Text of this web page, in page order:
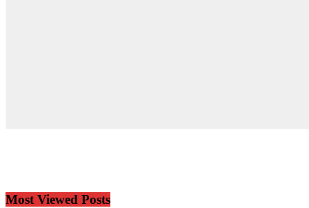
Most Viewed Posts